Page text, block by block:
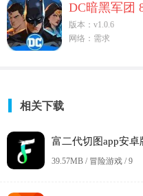
DC暗黑军团
版本：v1.0.6
网络：需求
相关下载
富二代切图app安卓
39.57MB / 冒险游戏 /9